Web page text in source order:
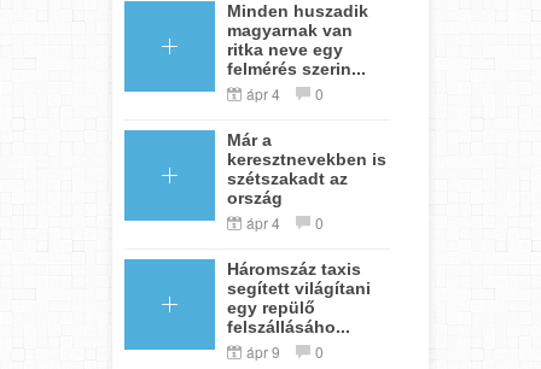
Minden huszadik
magyarnak van
ritka neve egy
felmérés szerin...
ápr 4 0
Már a
keresztnevekben is
szétszakadt az
ország
ápr 4 0
Háromszáz taxis
segített világítani
egy repülő
felszállásáho...
ápr 9 0